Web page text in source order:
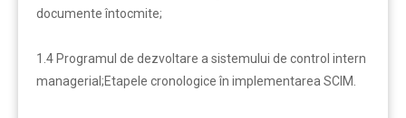
documente întocmite;
1.4 Programul de dezvoltare a sistemului de control intern
managerial;Etapele cronologice în implementarea SCIM.